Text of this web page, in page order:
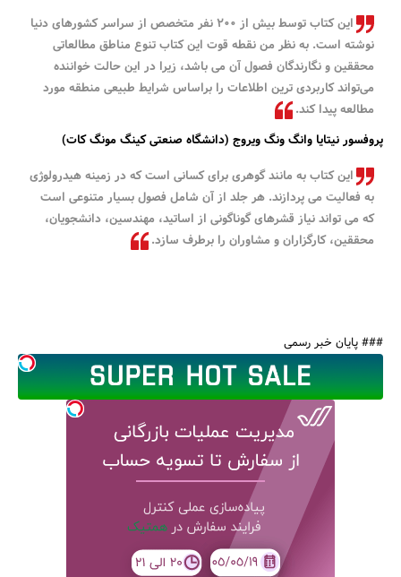
این کتاب توسط بیش از 200 نفر متخصص از سراسر کشورهای دنیا
نوشته است. به نظر من نقطه قوت این کتاب تنوع مناطق مطالعاتی
محققین و نگارندگان فصول آن می باشد، زیرا در این حالت خواننده
می‌تواند کاربردی ترین اطلاعات را براساس شرایط طبیعی منطقه مورد
مطالعه پیدا کند.
پروفسور نیتایا وانگ ونگ ویروج (دانشگاه صنعتی کینگ مونگ کات)
این کتاب به مانند گوهری برای کسانی است که در زمینه هیدرولوژی
به فعالیت می پردازند. هر جلد از آن شامل فصول بسیار متنوعی است
که می تواند نیاز قشرهای گوناگونی از اساتید، مهندسین، دانشجویان،
محققین، کارگزاران و مشاوران را برطرف سازد.
### پایان خبر رسمی